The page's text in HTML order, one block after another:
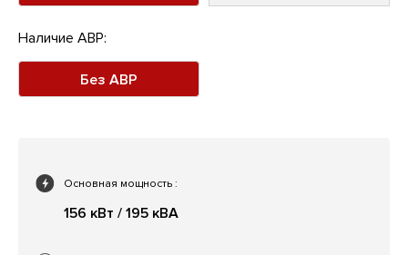
Наличие АВР:
Без АВР
Основная мощность :
156 кВт / 195 кВА